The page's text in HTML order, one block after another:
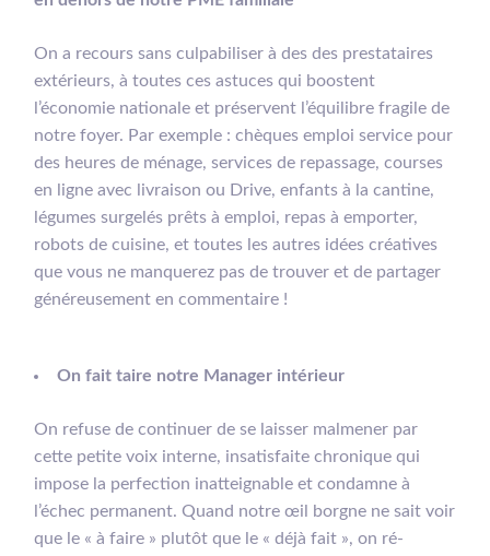
On a recours sans culpabiliser à des des prestataires
extérieurs, à toutes ces astuces qui boostent
l’économie nationale et préservent l’équilibre fragile de
notre foyer. Par exemple : chèques emploi service pour
des heures de ménage, services de repassage, courses
en ligne avec livraison ou Drive, enfants à la cantine,
légumes surgelés prêts à emploi, repas à emporter,
robots de cuisine, et toutes les autres idées créatives
que vous ne manquerez pas de trouver et de partager
généreusement en commentaire !
On fait taire notre Manager intérieur
On refuse de continuer de se laisser malmener par
cette petite voix interne, insatisfaite chronique qui
impose la perfection inatteignable et condamne à
l’échec permanent. Quand notre œil borgne ne sait voir
que le « à faire » plutôt que le « déjà fait », on ré-